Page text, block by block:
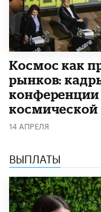
Космос как
рынков:
14 АПРЕЛЯ
ВЫПЛАТЫ